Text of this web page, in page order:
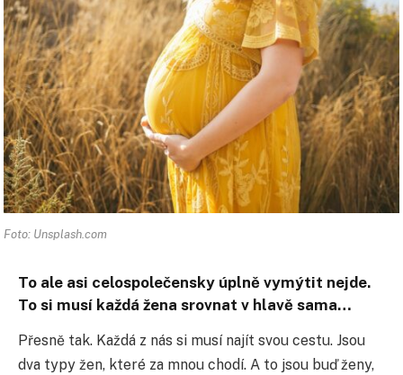
Foto: Unsplash.com
To ale asi celospolečensky úplně vymýtit nejde.
To si musí každá žena srovnat v hlavě sama…
Přesně tak. Každá z nás si musí najít svou cestu. Jsou
dva typy žen, které za mnou chodí. A to jsou buď ženy,